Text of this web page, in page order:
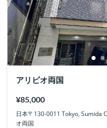
アリビオ両国
¥85,000
日本〒130-0011 Tokyo, Sumida
オ両国